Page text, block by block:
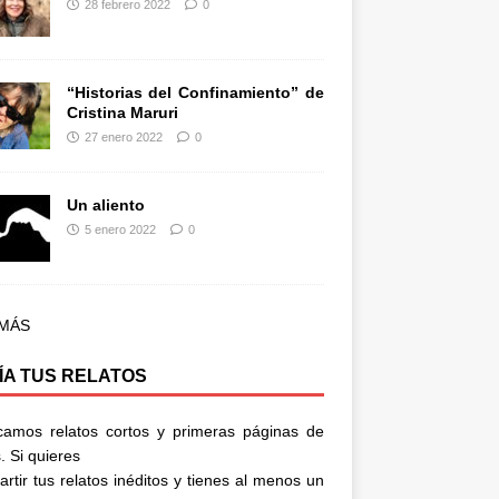
28 febrero 2022 0
“Historias del Confinamiento” de
Cristina Maruri
27 enero 2022 0
Un aliento
5 enero 2022 0
TUS RELATOS
relatos cortos y primeras páginas de
Si quieres
tus relatos inéditos y tienes al menos un